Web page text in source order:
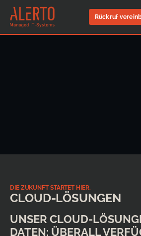
Rückruf
DIE ZUKUNFT STARTET HIER.
CLOUD-LÖSUNGEN
UNSER CLOUD-
DATEN: ÜBERALL